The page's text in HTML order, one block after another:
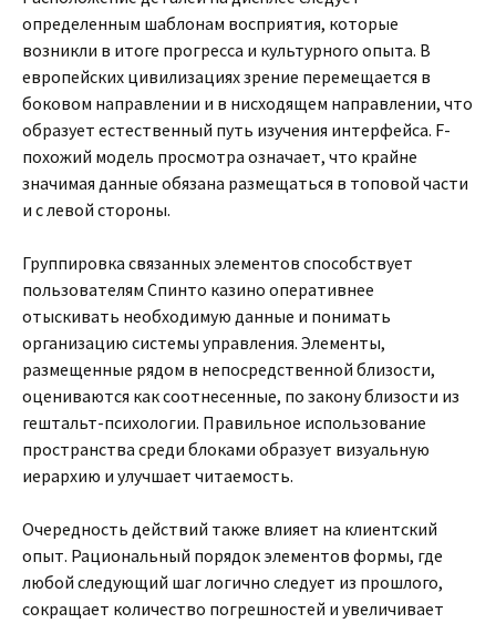
определенным шаблонам восприятия, которые
возникли в итоге прогресса и культурного опыта. В
европейских цивилизациях зрение перемещается в
боковом направлении и в нисходящем направлении, что
образует естественный путь изучения интерфейса. F-
похожий модель просмотра означает, что крайне
значимая данные обязана размещаться в топовой части
и с левой стороны.
Группировка связанных элементов способствует
пользователям Спинто казино оперативнее
отыскивать необходимую данные и понимать
организацию системы управления. Элементы,
размещенные рядом в непосредственной близости,
оцениваются как соотнесенные, по закону близости из
гештальт-психологии. Правильное использование
пространства среди блоками образует визуальную
иерархию и улучшает читаемость.
Очередность действий также влияет на клиентский
опыт. Рациональный порядок элементов формы, где
любой следующий шаг логично следует из прошлого,
сокращает количество погрешностей и увеличивает